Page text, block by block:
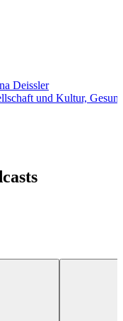
Deissler
und Kultur,